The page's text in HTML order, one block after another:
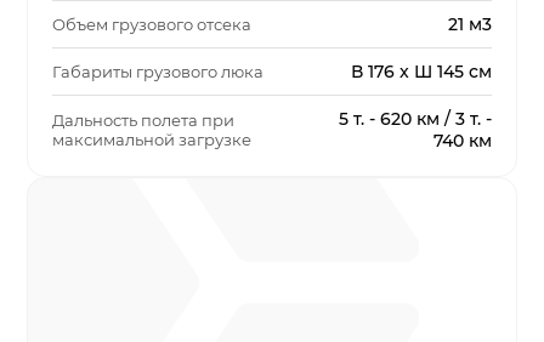
Объем грузового отсека 21 м3
Габариты грузового люка В 176 x Ш 145 см
Дальность полета при
максимальной загрузке
5 т. - 620 км / 3 т. -
740 км